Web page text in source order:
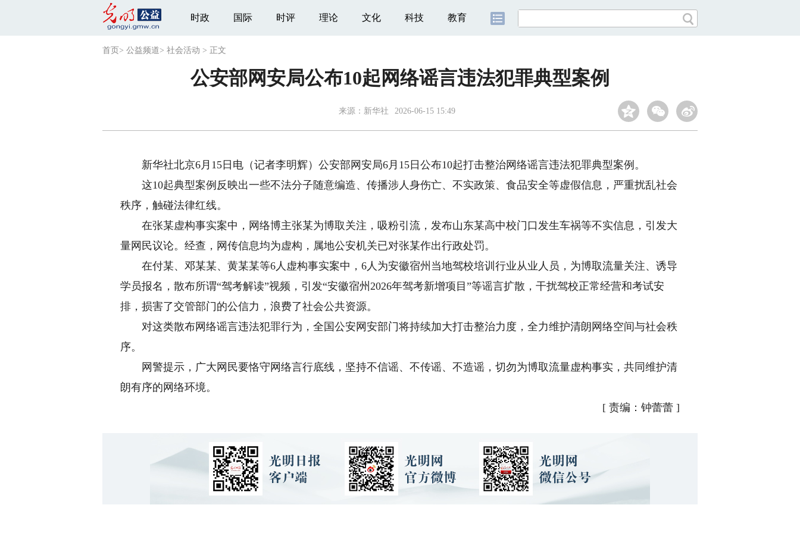
时政 国际 时评 理论 文化 科技 教育
首页 > 公益频道> 社会活动 > 正文
公安部网安局公布10起网络谣言违法犯罪典型案例
来源： 新华社 2026-06-15 15:49
新华社北京6月15日电（记者李明辉）公安部网安局6月15日公布10起打击整治网络谣言违法犯罪典型案例。
这10起典型案例反映出一些不法分子随意编造、传播涉人身伤亡、不实政策、食品安全等虚假信息，严重扰乱社会
秩序，触碰法律红线。
在张某虚构事实案中，网络博主张某为博取关注，吸粉引流，发布山东某高中校门口发生车祸等不实信息，引发大
量网民议论。经查，网传信息均为虚构，属地公安机关已对张某作出行政处罚。
在付某、邓某某、黄某某等6人虚构事实案中，6人为安徽宿州当地驾校培训行业从业人员，为博取流量关注、诱导
学员报名，散布所谓“驾考解读”视频，引发“安徽宿州2026年驾考新增项目”等谣言扩散，干扰驾校正常经营和考试安
排，损害了交管部门的公信力，浪费了社会公共资源。
对这类散布网络谣言违法犯罪行为，全国公安网安部门将持续加大打击整治力度，全力维护清朗网络空间与社会秩
序。
网警提示，广大网民要恪守网络言行底线，坚持不信谣、不传谣、不造谣，切勿为博取流量虚构事实，共同维护清
朗有序的网络环境。
[ 责编：钟蕾蕾 ]